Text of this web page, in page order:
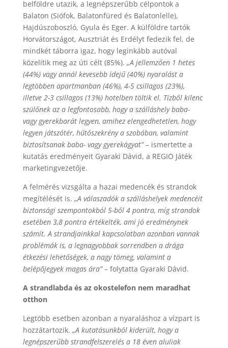
belföldre utazik, a legnépszerűbb célpontok a
Balaton (Siófok, Balatonfüred és Balatonlelle),
Hajdúszoboszló, Gyula és Eger. A külföldre tartók
Horvátországot, Ausztriát és Erdélyt fedezik fel, de
mindkét táborra igaz, hogy leginkább autóval
közelítik meg az úti célt (85%). „A jellemzően 1 hetes
(44%) vagy annál kevesebb idejű (40%) nyaralást a
legtöbben apartmanban (46%), 4-5 csillagos (23%),
illetve 2-3 csillagos (13%) hotelben töltik el. Tízből kilenc
szülőnek az a legfontosabb, hogy a szálláshely baba-
vagy gyerekbarát legyen, amihez elengedhetetlen, hogy
legyen játszótér, hűtőszekrény a szobában, valamint
biztosítsanak baba- vagy gyerekágyat”– ismertette a
kutatás eredményeit Gyaraki Dávid, a REGIO Játék
marketingvezetője.
A felmérés vizsgálta a hazai medencék és strandok
megítélését is. „A válaszadók a szálláshelyek medencéit
biztonsági szempontokból 5-ből 4 pontra, míg strandok
esetében 3,8 pontra értékelték, ami jó eredménynek
számít. A strandjainkkal kapcsolatban azonban vannak
problémák is, a legnagyobbak sorrendben a drága
étkezési lehetőségek, a nagy tömeg, valamint a
belépőjegyek magas ára”– folytatta Gyaraki Dávid.
A strandlabda és az okostelefon nem maradhat
otthon
Legtöbb esetben azonban a nyaraláshoz a vízpart is
hozzátartozik. „A kutatásunkból kiderült, hogy a
legnépszerűbb strandfelszerelés a 18 éven aluliak